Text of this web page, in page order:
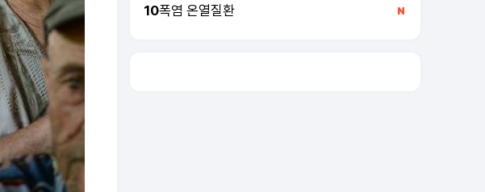
10폭염 온열질환